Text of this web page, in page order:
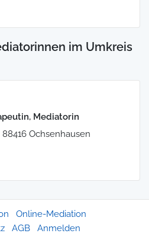
im Umkreis
Mediatorin
Ochsenhausen
Online-Mediation
AGB
Anmelden